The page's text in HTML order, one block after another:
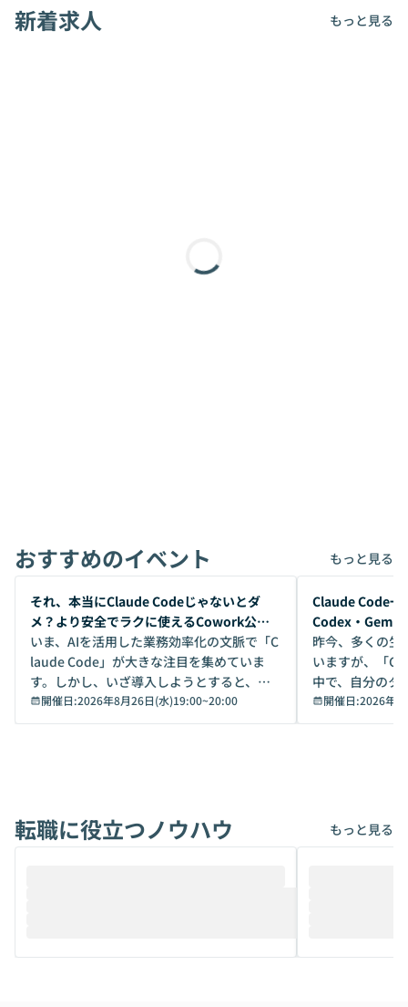
新着求人 もっと見る
おすすめのイベント もっと見る
開催前
それ、本当にClaude Codeじゃないとダ
メ？より安全でラクに使えるCowork公開
デモ
いま、AIを活用した業務効率化の文脈で「C
laude Code」が大きな注目を集めていま
す。しかし、いざ導入しようとすると、セ
キュリティ面の懸念や権限管理のハードル
から、気軽に使えないケースも多いのでは
けでなく、想像以上の範囲まで自動化でき
ることは、まだあまり知られていません。
メルカリでの判断基準をもとに「なぜClau
開催日:2026年8月26日(水)19:00~20:00
開催前
Claude Code一
Codex・
昨今、多くの生
いますが、「
中で、自分のタ
いいのか」を自
か？ 「なんとなく誰かが良いと言っていた
は、評判では
ているAIを選ぶこ
それぞれの本当
開催日:2026年8
転職に役立つノウハウ もっと見る